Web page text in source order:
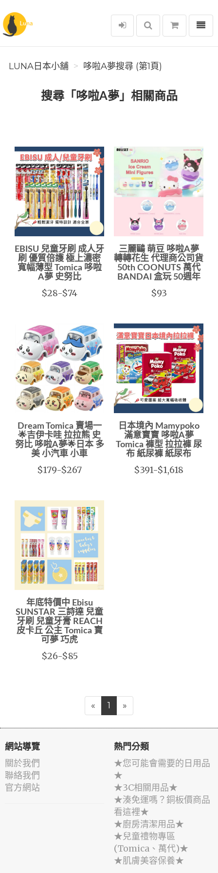
Luna日本小舖
選單
LUNA日本小舖 哆啦A夢搜尋 (第1頁)
搜尋「哆啦A夢」相關商品
EBISU 兒童牙刷 成人牙
刷 優質倍護 極上濃密
寬幅薄型 Tomica 哆啦
A夢 史努比
$28-$74
三麗鷗 萌豆 哆啦A夢
轉轉花生 代理商公司貨
50th COONUTS 萬代
BANDAI 盒玩 50週年
$93
Dream Tomica 賣場一
🌟吉伊卡哇 拉拉熊 史
努比 哆啦A夢🌟日本 多
美 小汽車 小車
$179-$267
日本境內 Mamypoko
滿意寶寶 哆啦A夢
Tomica 褲型 拉拉褲 尿
布 紙尿褲 紙尿布
$391-$1,618
年底特價中 Ebisu
SUNSTAR 三詩達 兒童
牙刷 兒童牙膏 REACH
皮卡丘 公主 Tomica 寶
可夢 巧虎
$26-$85
« 1 »
網站導覽
關於我們
聯絡我們
官方網站
熱門分類
★您可能會需要的日用品
★
★3C相關用品★
★湊免運嗎？銅板價商品
看這裡★
★廚房清潔用品★
★兒童禮物專區
(Tomica、萬代)★
★肌膚美容保養★